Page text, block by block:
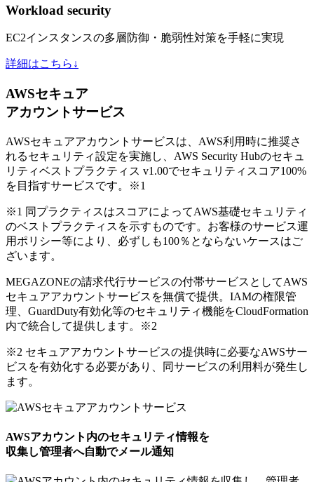
Workload security
EC2インスタンスの多層防御・脆弱性対策を手軽に実現
詳細はこちら↓
AWSセキュア
アカウントサービス
AWSセキュアアカウントサービスは、AWS利用時に推奨さ
れるセキュリティ設定を実施し、AWS Security Hubのセキュ
リティベストプラクティス v1.00でセキュリティスコア100%
を目指すサービスです。
※1
※1 同プラクティスはスコアによってAWS基礎セキュリティ
のベストプラクティスを示すものです。お客様のサービス運
用ポリシー等により、必ずしも100％とならないケースはご
ざいます。
MEGAZONEの請求代行サービスの付帯サービスとしてAWS
セキュアアカウントサービスを無償で提供。IAMの権限管
理、GuardDuty有効化等のセキュリティ機能をCloudFormation
内で統合して提供します。
※2
※2 セキュアアカウントサービスの提供時に必要なAWSサー
ビスを有効化する必要があり、同サービスの利用料が発生し
ます。
AWSアカウント内のセキュリティ情報を
収集し管理者へ自動でメール通知